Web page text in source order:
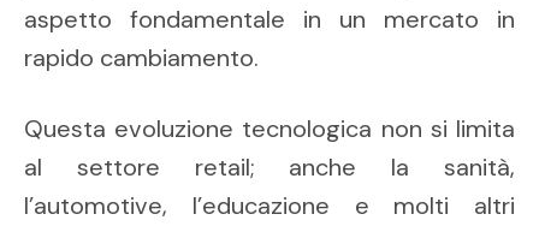
aspetto fondamentale in un mercato in
rapido cambiamento.
Questa evoluzione tecnologica non si limita
al settore retail; anche la sanità,
l’automotive, l’educazione e molti altri